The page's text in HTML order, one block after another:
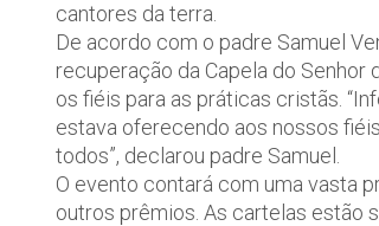
cantores da terra.
De acordo com o padre Samuel
recuperação da Capela do
os fiéis para as práticas cristãs.
estava oferecendo aos nossos
todos”, declarou padre Samuel.
O evento contará com uma vasta
outros prêmios. As cartelas estão